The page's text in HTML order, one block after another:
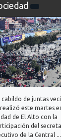
cabildo de juntas
realizó este martes
de El Alto con la
del
de la Central ...